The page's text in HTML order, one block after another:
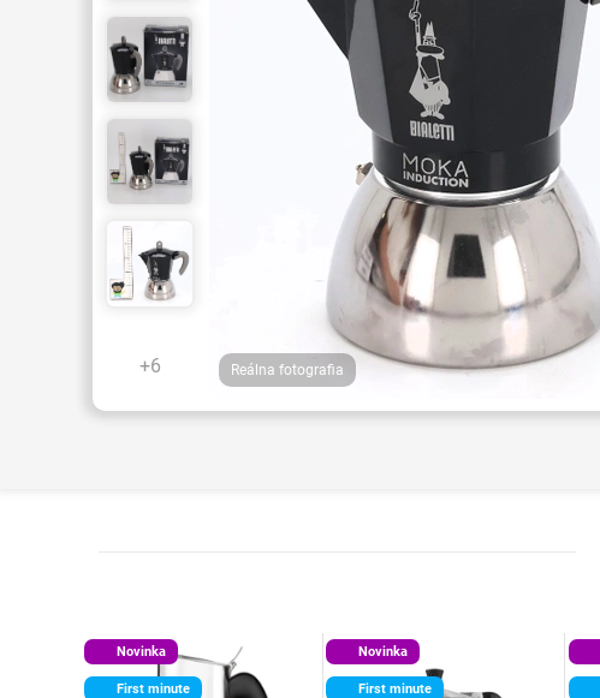
+6 Reálna fotografia
Novinka
First minute
Novinka
First minute